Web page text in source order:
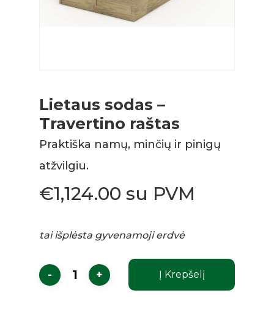
Lietaus sodas –
Travertino raštas
Praktiška namų, minčių ir pinigų
atžvilgiu.
€1,124.00 su PVM
tai išplėsta gyvenamoji erdvė
Į Krepšelį